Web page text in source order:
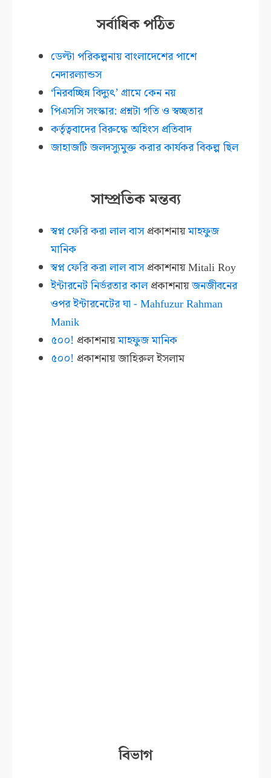
সর্বাধিক পঠিত
ডেল্টা পরিকল্পনায় বাংলাদেশের পাশে
নেদারল্যান্ডস
‘নিরবচ্ছিন্ন বিদ্যুৎ’ গ্রামে কেন নয়
পিএসসি সংস্কার: প্রশ্নটা গতি ও স্বচ্ছতার
কর্তৃত্ববাদের বিরুদ্ধে অহিংস প্রতিবাদ
জাহাজটি জলদস্যুমুক্ত করার কার্যকর বিকল্প ছিল
সাম্প্রতিক মন্তব্য
স্বপ্ন ফেরি করা লাল বাসপ্রকাশনায়মাহফুজ
মানিক
স্বপ্ন ফেরি করা লাল বাসপ্রকাশনায়Mitali Roy
ইন্টারনেট নির্ভরতার কালপ্রকাশনায়জনজীবনের
ওপর ইন্টারনেটের ঘা - Mahfuzur Rahman
Manik
৫০০! প্রকাশনায়মাহফুজ মানিক
৫০০! প্রকাশনায়জাহিরুল ইসলাম
বিভাগ